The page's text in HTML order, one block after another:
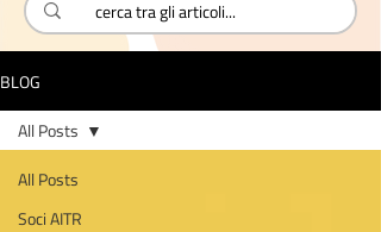
BLOG
All Posts
Soci AITR
All Posts